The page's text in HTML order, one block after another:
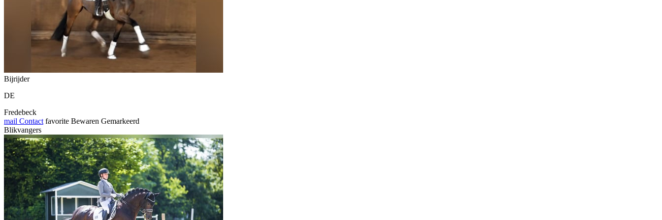
Bijrijder
DE
Fredebeck
mail Contact favorite Bewaren Gemarkeerd
Blikvangers